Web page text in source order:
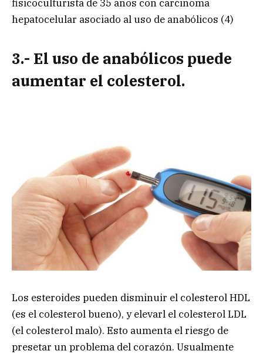
fisicoculturista de 35 años con carcinoma
hepatocelular asociado al uso de anabólicos (4)
3.- El uso de anabólicos puede
aumentar el colesterol.
Los esteroides pueden disminuir el colesterol HDL
(es el colesterol bueno), y elevarl el colesterol LDL
(el colesterol malo). Esto aumenta el riesgo de
presetar un problema del corazón. Usualmente